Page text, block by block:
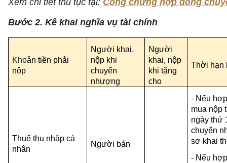
Xem chi tiết thủ tục tại: Công chứng hợp đồng
Bước 2. Kê khai nghĩa vụ tài chính
Khoản tiền phải
nộp
Người khai,
nộp khi
chuyển
nhượng
Người
khai, nộp
khi tặng
cho
Thời hạn
Thuế thu nhập cá
nhân
Người bán
- Nếu
mua nộp
ngày thứ
chuyển
sơ khai
- Nếu